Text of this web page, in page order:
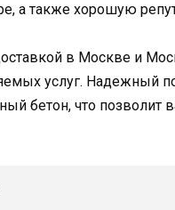
а также хорошую
в Москве и
услуг. Надежный
бетон, что